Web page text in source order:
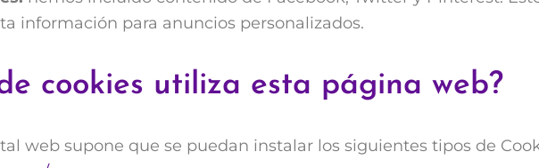
información para anuncios personalizados.
cookies utiliza esta página web?
web supone que se puedan instalar los siguientes tipos de